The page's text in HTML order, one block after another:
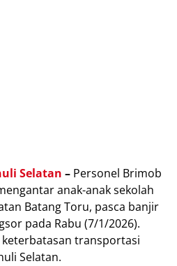
Selatan – Personel Brimob
anak-anak sekolah
Batang Toru, pasca banjir
pada Rabu (7/1/2026).
transportasi
Selatan.